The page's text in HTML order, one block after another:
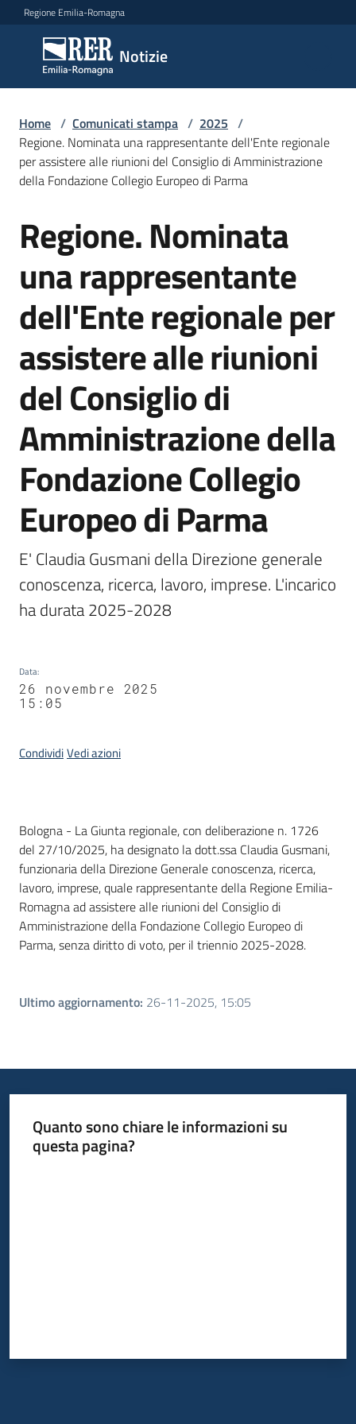
Vai al contenuto
Vai alla navigazione
Vai al footer
Regione Emilia-Romagna
Notizie
Notizie
Comunicati
stampa
Menu selezionato
Cerca
comunicato
Risorse
Agenzia
informazione
e
comunicazione
Seguici
su
Home / Comunicati stampa / 2025 /
Regione. Nominata una rappresentante dell'Ente regionale
per assistere alle riunioni del Consiglio di Amministrazione
della Fondazione Collegio Europeo di Parma
Salta al contenuto
Regione. Nominata
una rappresentante
dell'Ente regionale per
assistere alle riunioni
del Consiglio di
Amministrazione della
Fondazione Collegio
Europeo di Parma
E' Claudia Gusmani della Direzione generale
conoscenza, ricerca, lavoro, imprese. L'incarico
ha durata 2025-2028
Data:
26 novembre 2025
15:05
CondividiVedi azioni
Contenuto
Bologna - La Giunta regionale, con deliberazione n. 1726
del 27/10/2025, ha designato la dott.ssa Claudia Gusmani,
funzionaria della Direzione Generale conoscenza, ricerca,
lavoro, imprese, quale rappresentante della Regione Emilia-
Romagna ad assistere alle riunioni del Consiglio di
Amministrazione della Fondazione Collegio Europeo di
Parma, senza diritto di voto, per il triennio 2025-2028.
Ultimo aggiornamento: 26-11-2025, 15:05
Quanto sono chiare le informazioni su
questa pagina?